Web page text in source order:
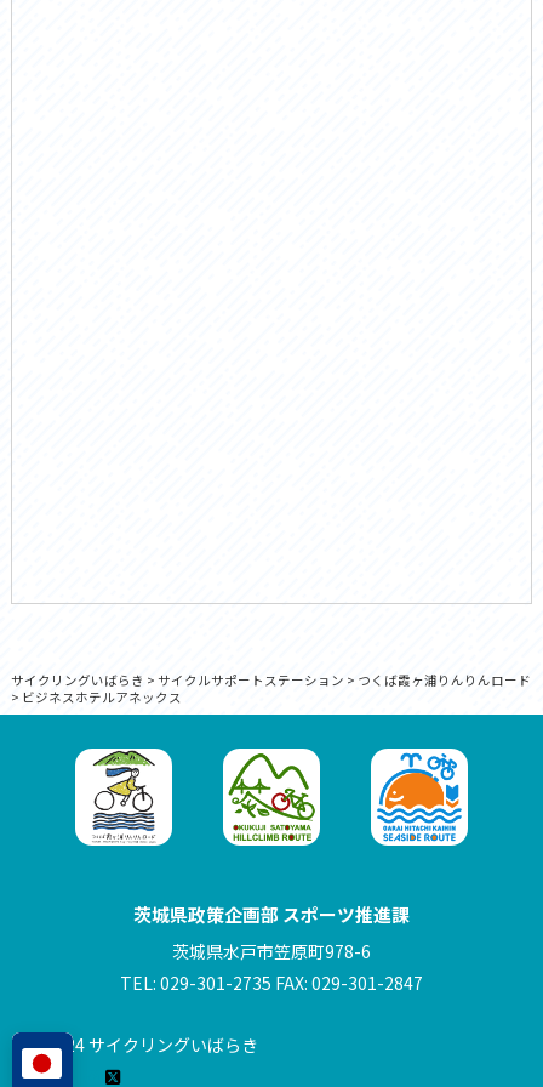
サイクリングいばらき > サイクルサポートステーション > つくば霞ヶ浦りんりんロード
> ビジネスホテルアネックス
茨城県政策企画部 スポーツ推進課
茨城県水戸市笠原町978-6
TEL: 029-301-2735 FAX: 029-301-2847
© 2024 サイクリングいばらき